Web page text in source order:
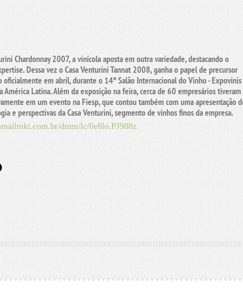
Chardonnay 2007, a vinícola aposta em outra variedade, destacando o
Dessa vez o Casa Venturini Tannat 2008, ganha o papel de precursor
oficialmente em abril, durante o 14º Salão Internacional do Vinho - Expovinis
Latina. Além da exposição na feira, cerca de 60 empresários tiveram
em um evento na Fiesp, que contou também com uma apresentação
e perspectivas da Casa Venturini, segmento de vinhos finos da empresa.
dmm/lc/0e8lo.PJ988z